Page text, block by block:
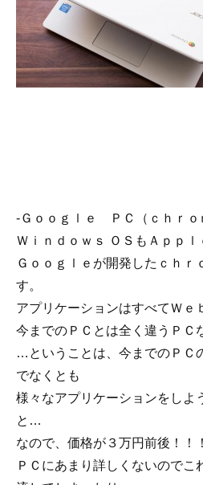
-Ｇｏｏｇｌｅ ＰＣ（ｃｈｒｏ
Ｗｉｎｄｏｗｓ ＯＳもＡｐｐ
Ｇｏｏｇｌｅが開発したｃｈｒ
す。
アプリケーションはすべてＷｅ
今までのＰＣとは全く違うＰＣ
…ということは、今までのＰＣ
でなくとも
様々なアプリケーションをしよ
と…
なので、価格が３万円前後！
ＰＣにあまり詳しくないので